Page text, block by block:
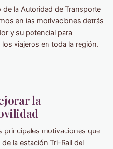
de la Autoridad de Transporte
en las motivaciones detrás
y su potencial para
viajeros en toda la región.
la
principales motivaciones que
la estación Tri-Rail del